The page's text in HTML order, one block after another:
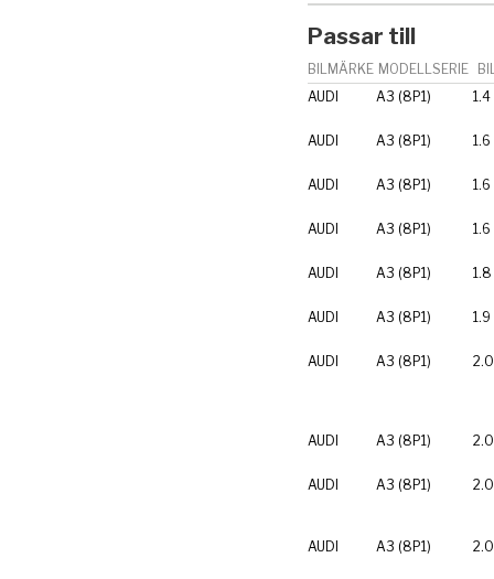
Passar till
BILMÄRKE MODELLSERIE
AUDI
A3 (8P1) 1.4
AUDI A3 (8P1) 1.6
AUDI A3 (8P1) 1.6
AUDI A3 (8P1) 1.6
AUDI A3 (8P1) 1.8
AUDI A3 (8P1) 1.9
AUDI A3 (8P1)
AUDI A3 (8P1)
AUDI A3 (8P1)
AUDI A3 (8P1)